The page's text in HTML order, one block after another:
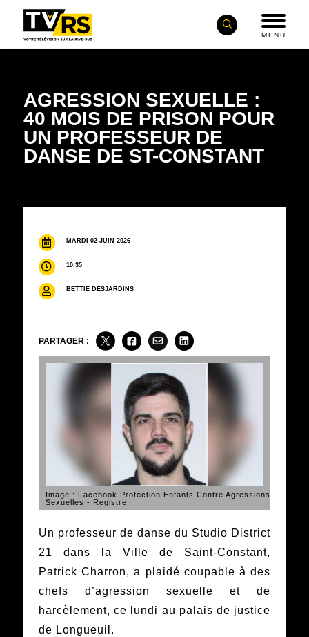
MENU
AGRESSION SEXUELLE :
40 MOIS DE PRISON POUR
UN PROFESSEUR DE
DANSE DE ST-CONSTANT
MARDI 02 JUIN 2026
10:35
BETTIE DESJARDINS
PARTAGER :
Image : Facebook Protection Enfants Contre Agressions
Sexuelles - Registre
Un professeur de danse du Studio District
21 dans la Ville de Saint-Constant,
Patrick Charron, a plaidé coupable à des
chefs d’agression sexuelle et de
harcèlement, ce lundi au palais de justice
de Longueuil.